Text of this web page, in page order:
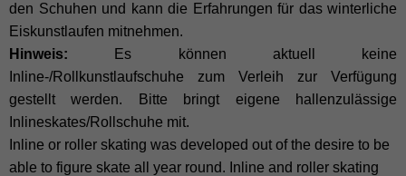
den Schuhen und kann die Erfahrungen für das winterliche
Eiskunstlaufen mitnehmen.
Hinweis: Es können aktuell keine
Inline-/Rollkunstlaufschuhe zum Verleih zur Verfügung
gestellt werden. Bitte bringt eigene hallenzulässige
Inlineskates/Rollschuhe mit.
Inline or roller skating was developed out of the desire to be
able to figure skate all year round. Inline and roller skating